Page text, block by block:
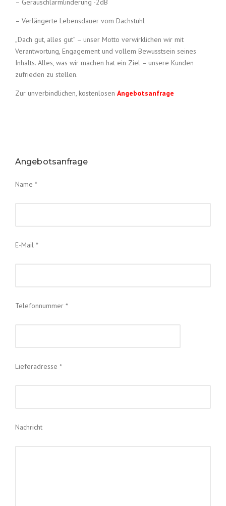
– Geräuschlärmlinderung -2dB
– Verlängerte Lebensdauer vom Dachstuhl
„Dach gut, alles gut” – unser Motto verwirklichen wir mit
Verantwortung, Engagement und vollem Bewusstsein seines
Inhalts. Alles, was wir machen hat ein Ziel – unsere Kunden
zufrieden zu stellen.
Zur unverbindlichen, kostenlosen Angebotsanfrage
Angebotsanfrage
Name *
E-Mail *
Telefonnummer *
Lieferadresse *
Nachricht